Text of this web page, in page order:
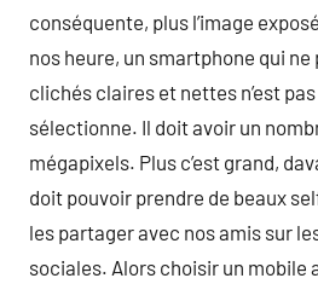
conséquente, plus l’image
nos heure, un smartphone qui
clichés claires et nettes n’est pas
sélectionne. Il doit avoir un
mégapixels. Plus c’est grand,
doit pouvoir prendre de beaux
les partager avec nos amis sur
sociales. Alors choisir un mobile